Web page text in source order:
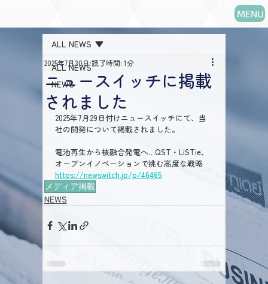
MENU
ALL NEWS
NEWS
ALL NEWS
ニュースイッチに掲載
されました
2025年7月30日読了時間: 1分
2025年7月29日付けニュースイッチにて、当
社の開発について掲載されました。
電池再生から核融合発電へ…QST・LiSTie、
オープンイノベーションで挑む高度な戦略
https://newswitch.jp/p/46465
メディア掲載
NEWS